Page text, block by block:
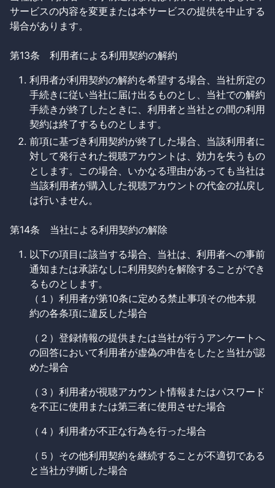
サービスの内容を変更または本サービスの提供を中止する
場合があります。
第13条 利用者による利用契約の解約
利用者が利用契約の解約を希望する場合、当社所定の
手続きに従い当社に届け出るものとし、当社での解約
手続きが終了したときに、利用者と当社との間の利用
契約は終了するものとします。
前項に基づき利用契約が終了した場合、当該利用者に
対して発行された視聴アカウントは、効力を失うもの
とします。この場合、いかなる理由があっても当社は
当該利用者が購入した視聴アカウントの代金の払戻し
は行いません。
第14条 当社による利用契約の解除
以下の項目に該当する場合、当社は、利用者への事前
通知または承諾なしに利用契約を解除することができ
るものとします。
（１）利用者が第10条に定める禁止事項その他本規
約の各条項に違反した場合
（２）登録情報の提供または当社が行うアンケートへ
の回答において利用者が虚偽の申告をしたと当社が認
めた場合
（３）利用者が視聴アカウント情報またはパスワード
を不正に使用または第三者に使用させた場合
（４）利用者が不正な行為を行った場合
（５）その他利用契約を継続することが不適切である
と当社が判断した場合